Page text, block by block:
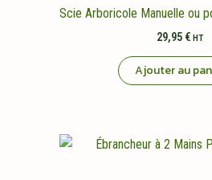
Scie Arboricole Manuelle ou
29,95 € HT
Ajouter au